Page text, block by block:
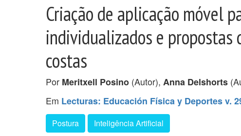
Criação de aplicação móvel
individualizados e
costas
Por Meritxell Posino (Autor), Anna Delshorts
Em Lecturas: Educación Física y Deportes v.
Postura Inteligência Artificial